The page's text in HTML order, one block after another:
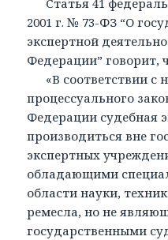
Статья 41
2001 г. № 73-ФЗ “О
экспертной
Федерации” говорит,
«В соответствии с
процессуального
Федерации судебная
производиться вне
экспертных
обладающими
области науки,
ремесла, но не
государственными